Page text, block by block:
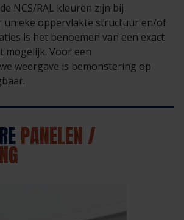
NCS/RAL kleuren zijn bij
unieke oppervlakte structuur en/of
is het benoemen van een exact
mogelijk. Voor een
weergave is bemonstering op
PANELEN /